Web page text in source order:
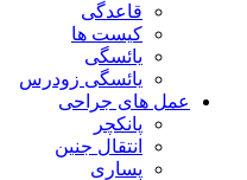
قاعدگی
کیست ها
یائسگی
یائسگی زودرس
عمل های جراحی
پانکچر
انتقال جنین
پساری